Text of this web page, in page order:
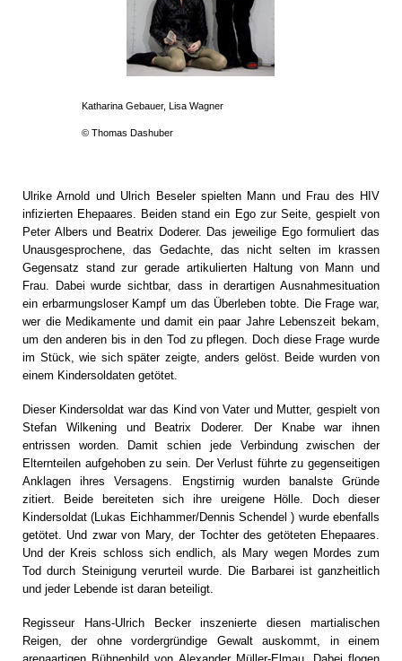
Katharina Gebauer, Lisa Wagner
© Thomas Dashuber
Ulrike Arnold und Ulrich Beseler spielten Mann und Frau des HIV
infizierten Ehepaares. Beiden stand ein Ego zur Seite, gespielt von
Peter Albers und Beatrix Doderer. Das jeweilige Ego formuliert das
Unausgesprochene, das Gedachte, das nicht selten im krassen
Gegensatz stand zur gerade artikulierten Haltung von Mann und
Frau. Dabei wurde sichtbar, dass in derartigen Ausnahmesituation
ein erbarmungsloser Kampf um das Überleben tobte. Die Frage war,
wer die Medikamente und damit ein paar Jahre Lebenszeit bekam,
um den anderen bis in den Tod zu pflegen. Doch diese Frage wurde
im Stück, wie sich später zeigte, anders gelöst. Beide wurden von
einem Kindersoldaten getötet.
Dieser Kindersoldat war das Kind von Vater und Mutter, gespielt von
Stefan Wilkening und Beatrix Doderer. Der Knabe war ihnen
entrissen worden. Damit schien jede Verbindung zwischen der
Elternteilen aufgehoben zu sein. Der Verlust führte zu gegenseitigen
Anklagen ihres Versagens. Engstirnig wurden banalste Gründe
zitiert. Beide bereiteten sich ihre ureigene Hölle. Doch dieser
Kindersoldat (Lukas Eichhammer/Dennis Schendel ) wurde ebenfalls
getötet. Und zwar von Mary, der Tochter des getöteten Ehepaares.
Und der Kreis schloss sich endlich, als Mary wegen Mordes zum
Tod durch Steinigung verurteil wurde. Die Barbarei ist ganzheitlich
und jeder Lebende ist daran beteiligt.
Regisseur Hans-Ulrich Becker inszenierte diesen martialischen
Reigen, der ohne vordergründige Gewalt auskommt, in einem